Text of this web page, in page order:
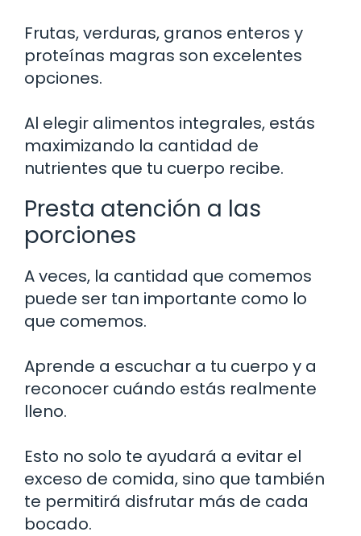
Frutas, verduras, granos enteros y
proteínas magras son excelentes
opciones.
Al elegir alimentos integrales, estás
maximizando la cantidad de
nutrientes que tu cuerpo recibe.
Presta atención a las
porciones
A veces, la cantidad que comemos
puede ser tan importante como lo
que comemos.
Aprende a escuchar a tu cuerpo y a
reconocer cuándo estás realmente
lleno.
Esto no solo te ayudará a evitar el
exceso de comida, sino que también
te permitirá disfrutar más de cada
bocado.